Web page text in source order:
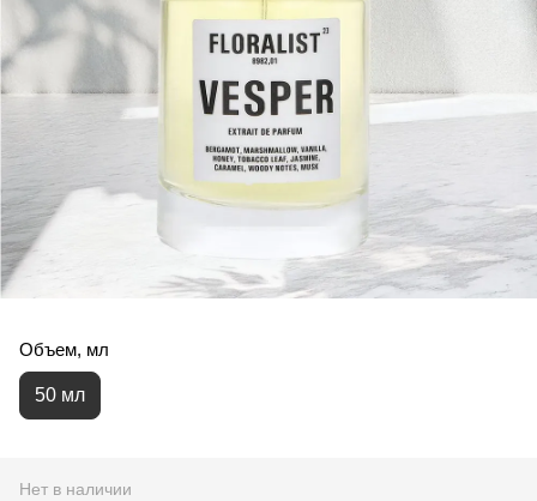
Объем, мл
50 мл
Нет в наличии